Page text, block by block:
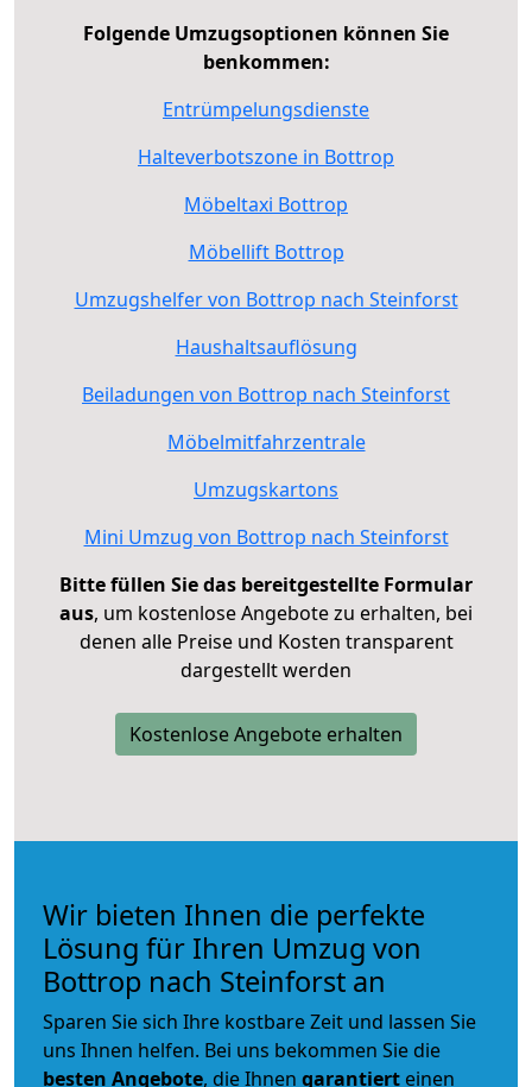
Folgende Umzugsoptionen können Sie
benkommen:
Entrümpelungsdienste
Halteverbotszone in Bottrop
Möbeltaxi Bottrop
Möbellift Bottrop
Umzugshelfer von Bottrop nach Steinforst
Haushaltsauflösung
Beiladungen von Bottrop nach Steinforst
Möbelmitfahrzentrale
Umzugskartons
Mini Umzug von Bottrop nach Steinforst
Bitte füllen Sie das bereitgestellte Formular
aus, um kostenlose Angebote zu erhalten, bei
denen alle Preise und Kosten transparent
dargestellt werden
Kostenlose Angebote erhalten
Wir bieten Ihnen die perfekte
Lösung für Ihren Umzug von
Bottrop nach Steinforst an
Sparen Sie sich Ihre kostbare Zeit und lassen Sie
uns Ihnen helfen. Bei uns bekommen Sie die
besten Angebote, die Ihnen garantiert einen